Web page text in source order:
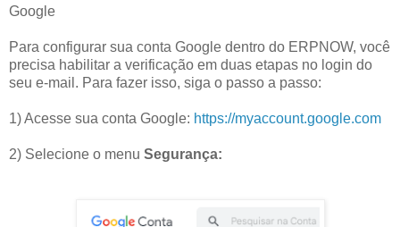
Google
Para configurar sua conta Google dentro do ERPNOW, você
precisa habilitar a verificação em duas etapas no login do
seu e-mail. Para fazer isso, siga o passo a passo:
1) Acesse sua conta Google: https://myaccount.google.com
2) Selecione o menu Segurança: